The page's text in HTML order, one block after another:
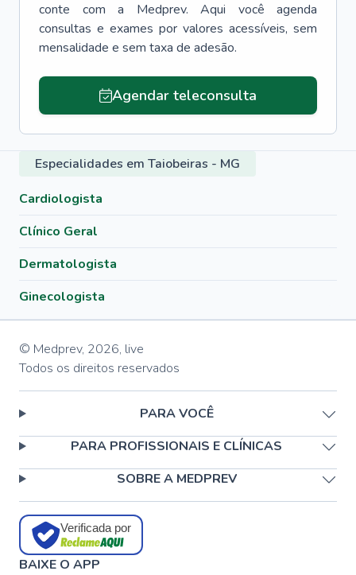
conte com a Medprev. Aqui você agenda
consultas e exames por valores acessíveis, sem
mensalidade e sem taxa de adesão.
Agendar teleconsulta
Especialidades em Taiobeiras - MG
Cardiologista
Clínico Geral
Dermatologista
Ginecologista
© Medprev, 2026, live
Todos os direitos reservados
PARA VOCÊ
PARA PROFISSIONAIS E CLÍNICAS
SOBRE A MEDPREV
Verificada por
BAIXE O APP